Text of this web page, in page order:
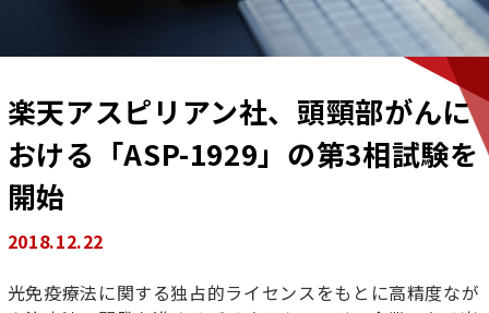
楽天アスピリアン社、頭頸部がんに
おける「ASP-1929」の第3相試験を
開始
2018.12.22
光免疫療法に関する独占的ライセンスをもとに高精度なが